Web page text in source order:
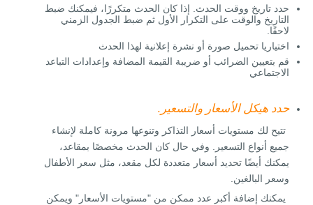
حدد تاريخ ووقت الحدث. إذا كان الحدث متكررًا، فيمكنك ضبط
التاريخ والوقت على التكرار الأول ثم ضبط الجدول الزمني
لاحقًا.
اختياريا تحميل صورة أو نشرة إعلانية لهذا الحدث
قم بتعيين الضرائب أو ضريبة القيمة المضافة وإعدادات التباعد
الاجتماعي
حدد هيكل الأسعار والتسعير.
تتيح لك مستويات أسعار التذاكر وتنوعها مرونة كاملة لإنشاء
جميع أنواع التسعير. وفي حال كان الحدث مخصصًا بمقاعد،
يمكنك أيضًا تحديد أسعار متعددة لكل مقعد، مثل سعر الأطفال
وسعر البالغين.
يمكنك إضافة أكبر عدد ممكن من "مستويات الأسعار" ويمكن